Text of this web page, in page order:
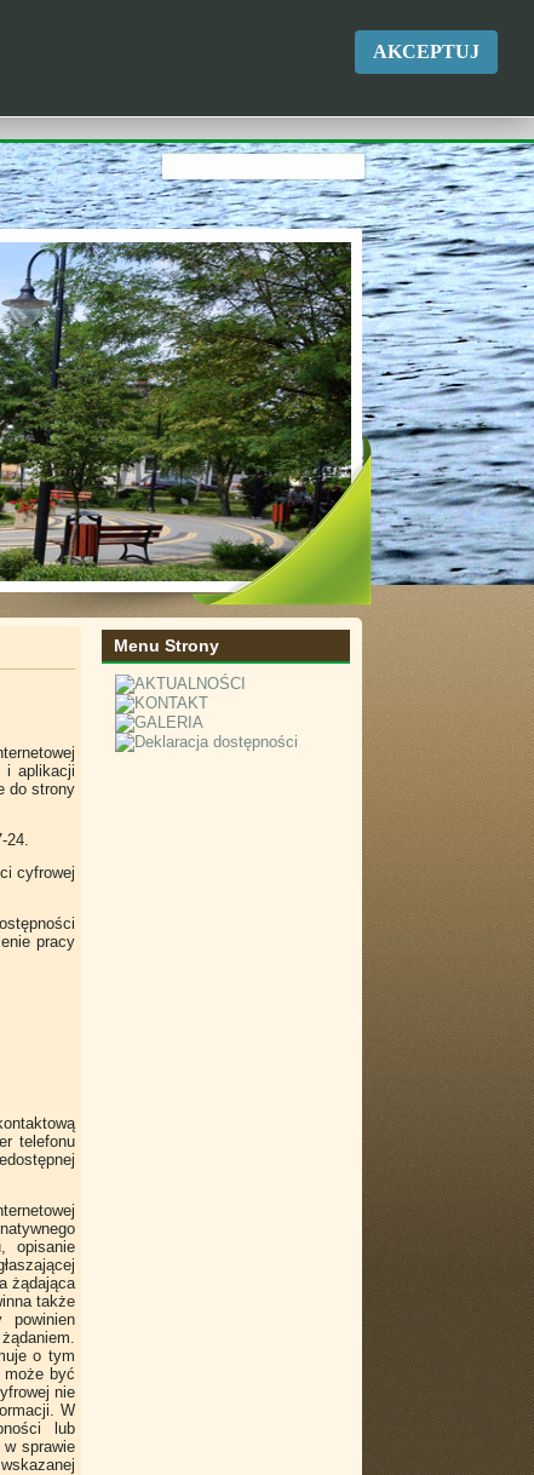
i aplikacji
do strony
24.
cyfrowej
pracy
telefonu
opisanie
żądająca
także
powinien
o tym
może być
nie
W
lub
sprawie
Menu Strony
AKCEPTUJ